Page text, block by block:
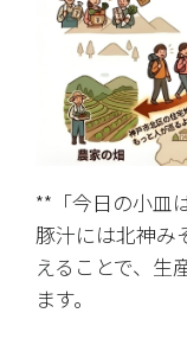
**「今日の小皿
豚汁には北神み
えることで、生
ます。